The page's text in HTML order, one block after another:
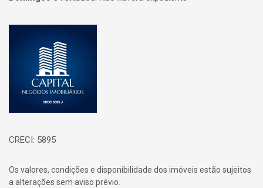
CRECI: 5895
Os valores, condições e disponibilidade dos imóveis estão sujeitos
a alterações sem aviso prévio.